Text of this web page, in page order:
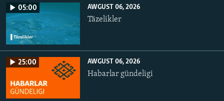
05:00 AWGUST 06, 2026
Täzelikler
25:00 AWGUST 06, 2026
Habarlar gündeligi